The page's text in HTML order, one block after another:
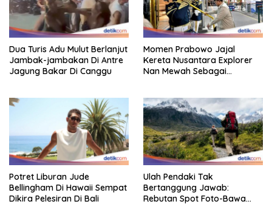
Dua Turis Adu Mulut Berlanjut
Jambak-jambakan Di Antre
Jagung Bakar Di Canggu
Momen Prabowo Jajal
Kereta Nusantara Explorer
Nan Mewah Sebagai
Potret Liburan Jude
Bellingham Di Hawaii Sempat
Dikira Pelesiran Di Bali
Ulah Pendaki Tak
Bertanggung Jawab:
Rebutan Spot Foto-Bawa